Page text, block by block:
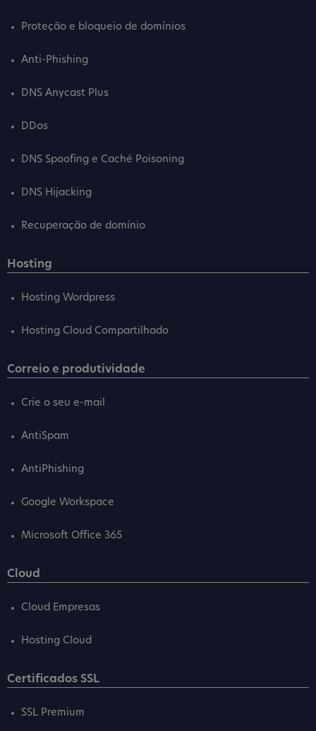
Proteção e bloqueio de domínios
Anti-Phishing
DNS Anycast Plus
DDos
DNS Spoofing e Caché Poisoning
DNS Hijacking
Recuperação de domínio
Hosting
Hosting Wordpress
Hosting Cloud Compartilhado
Correio e produtividade
Crie o seu e-mail
AntiSpam
AntiPhishing
Google Workspace
Microsoft Office 365
Cloud
Cloud Empresas
Hosting Cloud
Certificados SSL
SSL Premium